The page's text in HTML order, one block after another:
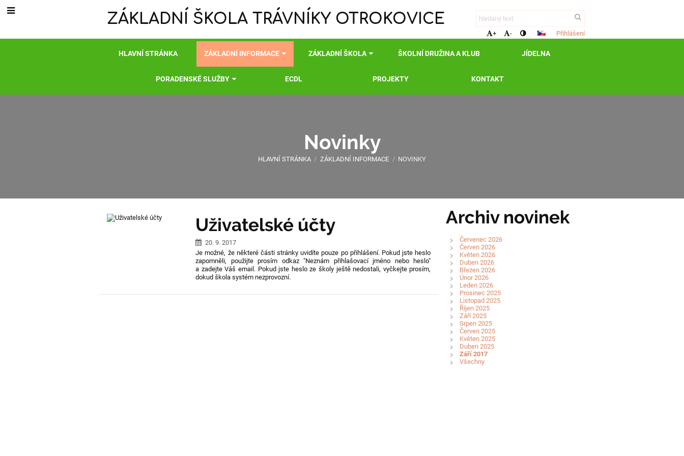
ZÁKLADNÍ ŠKOLA TRÁVNÍKY OTROKOVICE
+ - Přihlášení
HLAVNÍ STRÁNKA ZÁKLADNÍ INFORMACE ZÁKLADNÍ ŠKOLA ŠKOLNÍ DRUŽINA A KLUB JÍDELNA
PORADENSKÉ SLUŽBY ECDL PROJEKTY KONTAKT
Novinky
HLAVNÍ STRÁNKA / ZÁKLADNÍ INFORMACE / NOVINKY
Novinky Uživatelské účty
20. 9. 2017
Je možné, že některé části stránky uvidíte pouze po přihlášení. Pokud jste heslo
zapomněli, použijte prosím odkaz "Neznám přihlašovací jméno nebo heslo"
a zadejte Váš email. Pokud jste heslo ze školy ještě nedostali, vyčkejte prosím,
dokud škola systém nezprovozní.
Archiv novinek
Červenec 2026
Červen 2026
Květen 2026
Duben 2026
Březen 2026
Únor 2026
Leden 2026
Prosinec 2025
Listopad 2025
Říjen 2025
Září 2025
Srpen 2025
Červen 2025
Květen 2025
Duben 2025
Září 2017
Všechny